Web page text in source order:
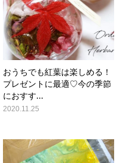
おうちでも紅葉は楽しめる！
プレゼントに最適♡今の季節
におすす...
2020.11.25